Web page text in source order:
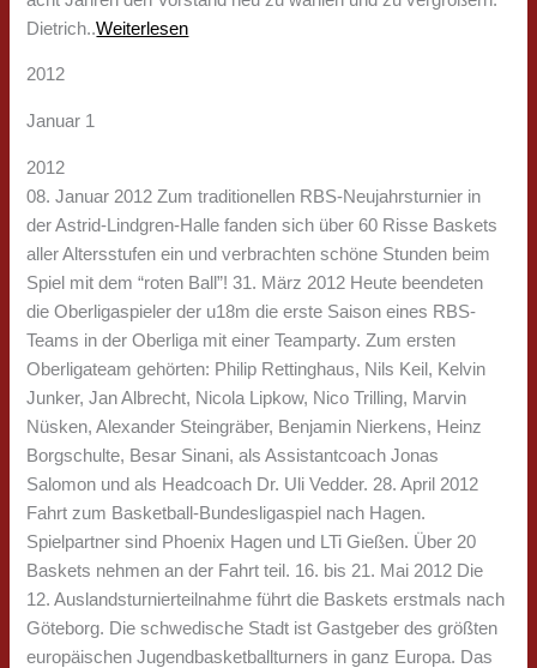
Dietrich..Weiterlesen
2012
Januar 1
2012
08. Januar 2012 Zum traditionellen RBS-Neujahrsturnier in
der Astrid-Lindgren-Halle fanden sich über 60 Risse Baskets
aller Altersstufen ein und verbrachten schöne Stunden beim
Spiel mit dem “roten Ball”! 31. März 2012 Heute beendeten
die Oberligaspieler der u18m die erste Saison eines RBS-
Teams in der Oberliga mit einer Teamparty. Zum ersten
Oberligateam gehörten: Philip Rettinghaus, Nils Keil, Kelvin
Junker, Jan Albrecht, Nicola Lipkow, Nico Trilling, Marvin
Nüsken, Alexander Steingräber, Benjamin Nierkens, Heinz
Borgschulte, Besar Sinani, als Assistantcoach Jonas
Salomon und als Headcoach Dr. Uli Vedder. 28. April 2012
Fahrt zum Basketball-Bundesligaspiel nach Hagen.
Spielpartner sind Phoenix Hagen und LTi Gießen. Über 20
Baskets nehmen an der Fahrt teil. 16. bis 21. Mai 2012 Die
12. Auslandsturnierteilnahme führt die Baskets erstmals nach
Göteborg. Die schwedische Stadt ist Gastgeber des größten
europäischen Jugendbasketballturners in ganz Europa. Das